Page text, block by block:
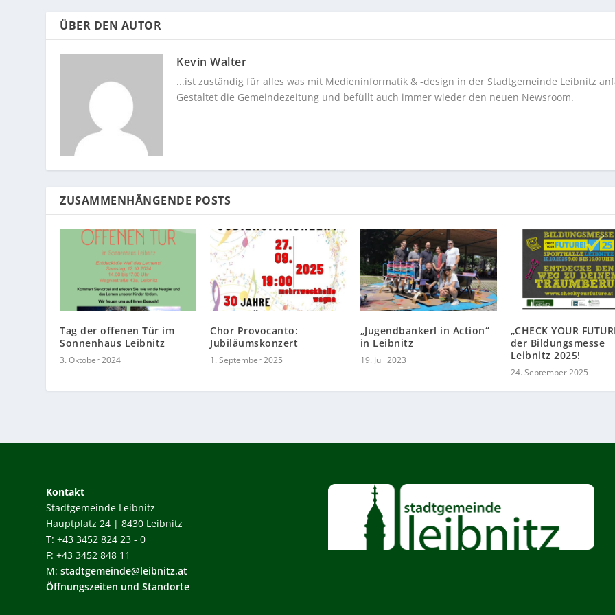
ÜBER DEN AUTOR
Kevin Walter
...ist zuständig für alles was mit Medieninformatik & -design in der Stadtgemeinde Leibnitz
Gestaltet die Gemeindezeitung und befüllt auch immer wieder den neuen Newsroom.
ZUSAMMENHÄNGENDE POSTS
Tag der offenen Tür im
Sonnenhaus Leibnitz
3. Oktober 2024
Chor Provocanto:
Jubiläumskonzert
1. September 2025
„Jugendbankerl in Action“
in Leibnitz
19. Juli 2023
„CHECK YOUR
der Bildungsmesse
Leibnitz 2025!
24. September 2025
Kontakt
Stadtgemeinde Leibnitz
Hauptplatz 24 | 8430 Leibnitz
T: +43 3452 824 23 - 0
F: +43 3452 848 11
M:stadtgemeinde@leibnitz.at
Öffnungszeiten und Standorte